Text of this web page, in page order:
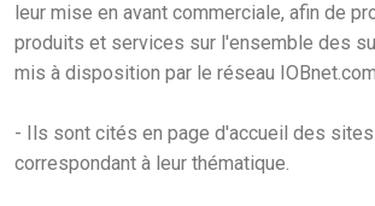
leur mise en avant commerciale, afin de
produits et services sur l'ensemble des
mis à disposition par le réseau
- Ils sont cités en page d'accueil des
correspondant à leur thématique.